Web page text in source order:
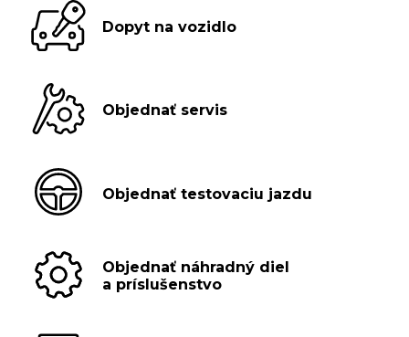
Dopyt na vozidlo
Objednať servis
Objednať testovaciu jazdu
Objednať náhradný diel
a príslušenstvo